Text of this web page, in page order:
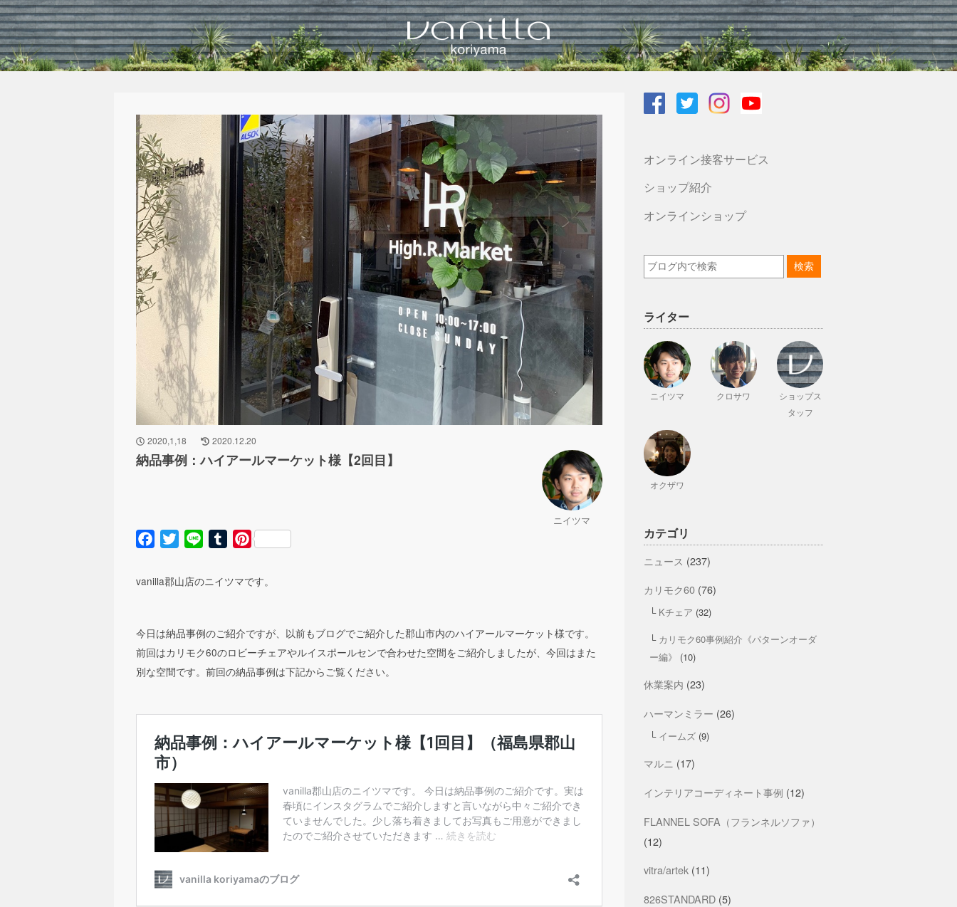
2020,1,18 2020.12.20
納品事例：ハイアールマーケット様【2回目】
ニイツマ
Facebook
Twitter Line TumblrPinterest
vanilla郡山店のニイツマです。
今日は納品事例のご紹介ですが、以前もブログでご紹介した郡山市内のハイアールマーケット様です。
前回はカリモク60のロビーチェアやルイスポールセンで合わせた空間をご紹介しましたが、今回はまた
別な空間です。前回の納品事例は下記からご覧ください。
オンライン接客サービス
ショップ紹介
オンラインショップ
ライター
ニイツマ クロサワ
ショップス
タッフ
オクザワ
カテゴリ
ニュース (237)
カリモク60 (76)
Kチェア (32)
カリモク60事例紹介《パターンオーダ
ー編》
(10)
休業案内 (23)
ハーマンミラー (26)
イームズ(9)
マルニ (17)
インテリアコーディネート事例 (12)
FLANNEL SOFA（フランネルソファ）
(12)
vitra/artek (11)
826STANDARD (5)